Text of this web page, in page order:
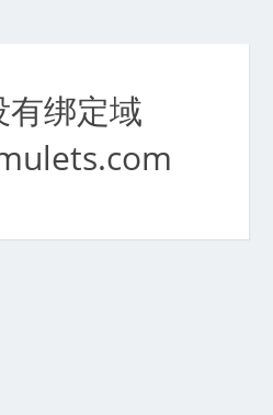
有绑定域